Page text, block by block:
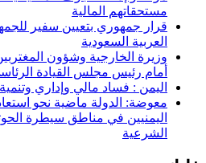
مستحقاتهم المالية
قرار جمهوري بتعيين سفير
العربية السعودية
وزيرة الخارجية وشؤون
أمام رئيس مجلس القيادة
اليمن : فساد مالي وإداري
معوضة: الدولة ماضية نحو
اليمنيين في مناطق سيطرة
الشرعية